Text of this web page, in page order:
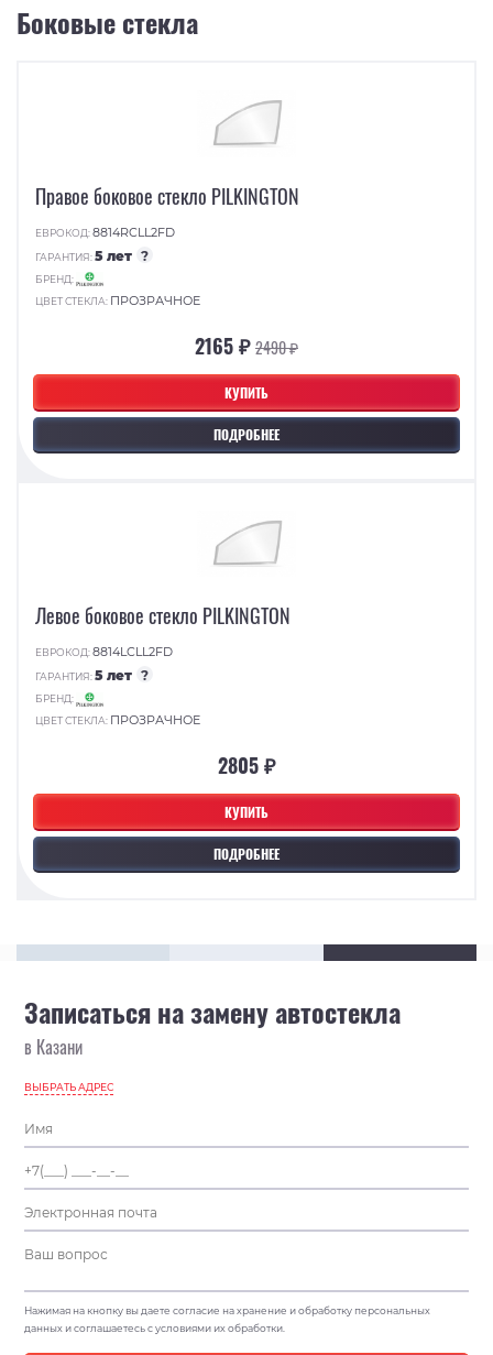
Боковые стекла
КУПИТЬ
ПОДРОБНЕЕ
Правое боковое стекло PILKINGTON
ЕВРОКОД:8814RCLL2FD
ГАРАНТИЯ:5 лет ?
БРЕНД:
ЦВЕТ СТЕКЛА: ПРОЗРАЧНОЕ
2165 ₽2490 ₽
КУПИТЬ
ПОДРОБНЕЕ
Левое боковое стекло PILKINGTON
ЕВРОКОД:8814LCLL2FD
ГАРАНТИЯ:5 лет ?
БРЕНД:
ЦВЕТ СТЕКЛА: ПРОЗРАЧНОЕ
2805 ₽
Записаться на замену автостекла
в Казани
ВЫБРАТЬ АДРЕС
Нажимая на кнопку вы даете согласие на хранение и обработку персональных
данных и соглашаетесь с условиями их обработки.